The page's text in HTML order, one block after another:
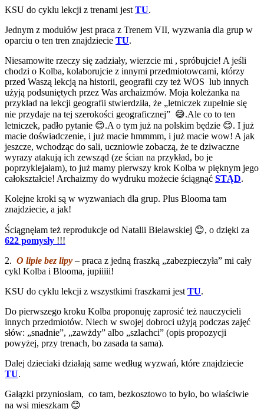
KSU do cyklu lekcji z trenami jest TU.
Jednym z modułów jest praca z Trenem VII, wyzwania dla grup w
oparciu o ten tren znajdziecie TU.
Niesamowite rzeczy się zadziały, wierzcie mi , spróbujcie! A jeśli
chodzi o Kolba, kolaborujcie z innymi przedmiotowcami, którzy
przed Waszą lekcją na historii, geografii czy też WOS lub innych
użyją podsuniętych przez Was archaizmów. Moja koleżanka na
przykład na lekcji geografii stwierdziła, że „letniczek zupełnie się
nie przydaje na tej szerokości geograficznej” 😅.Ale co to ten
letniczek, padło pytanie 😊.A o tym już na polskim będzie 😊. I już
macie doświadczenie, i już macie hmmmm, i już macie wow! A jak
jeszcze, wchodząc do sali, uczniowie zobaczą, że te dziwaczne
wyrazy atakują ich zewsząd (ze ścian na przykład, bo je
poprzyklejałam), to już mamy pierwszy krok Kolba w pięknym jego
całokształcie! Archaizmy do wydruku możecie ściągnąć STĄD.
Kolejne kroki są w wyzwaniach dla grup. Plus Blooma tam
znajdziecie, a jak!
Ściągnęłam też reprodukcje od Natalii Bielawskiej 😊, o dzięki za
622 pomysły !!!
2. O lipie bez lipy – praca z jedną fraszką „zabezpieczyła” mi cały
cykl Kolba i Blooma, jupiiiii!
KSU do cyklu lekcji z wszystkimi fraszkami jest TU.
Do pierwszego kroku Kolba proponuję zaprosić też nauczycieli
innych przedmiotów. Niech w swojej dobroci użyją podczas zajęć
słów: „snadnie”, „zawżdy” albo „szlachci” (opis propozycji
powyżej, przy trenach, bo zasada ta sama).
Dalej dzieciaki działają same według wyzwań, które znajdziecie
TU.
Gałązki przyniosłam, co tam, bezkosztowo to było, bo właściwie
na wsi mieszkam 😊